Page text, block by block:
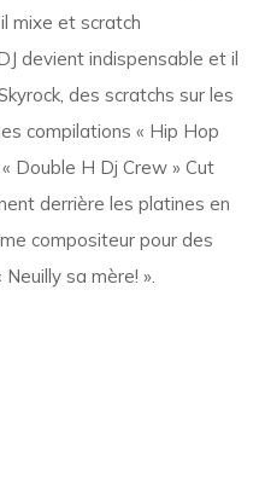
mixe et scratch
devient indispensable et il
des scratchs sur les
compilations « Hip Hop
Double H Dj Crew » Cut
derrière les platines en
compositeur pour des
sa mère! ».